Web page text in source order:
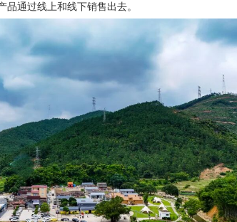
通过线上和线下销售出去。